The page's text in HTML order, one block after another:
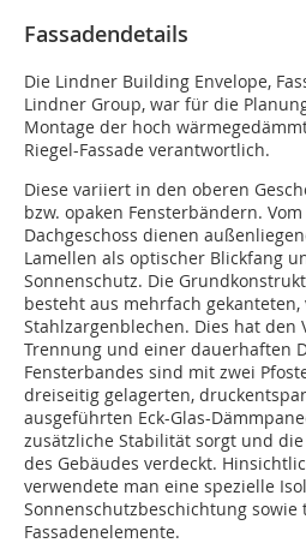
Fassadendetails
Die Lindner Building Envelope,
Lindner Group, war für die
Montage der hoch
Riegel-Fassade verantwortlich.
Diese variiert in den oberen
bzw. opaken Fensterbändern.
Dachgeschoss dienen
Lamellen als optischer Blickfang
Sonnenschutz. Die
besteht aus mehrfach gekanteten,
Stahlzargenblechen. Dies hat
Trennung und einer dauerhaften
Fensterbandes sind mit zwei
dreiseitig gelagerten,
ausgeführten Eck-Glas-
zusätzliche Stabilität sorgt und
des Gebäudes verdeckt.
verwendete man eine spezielle
Sonnenschutzbeschichtung
Fassadenelemente.